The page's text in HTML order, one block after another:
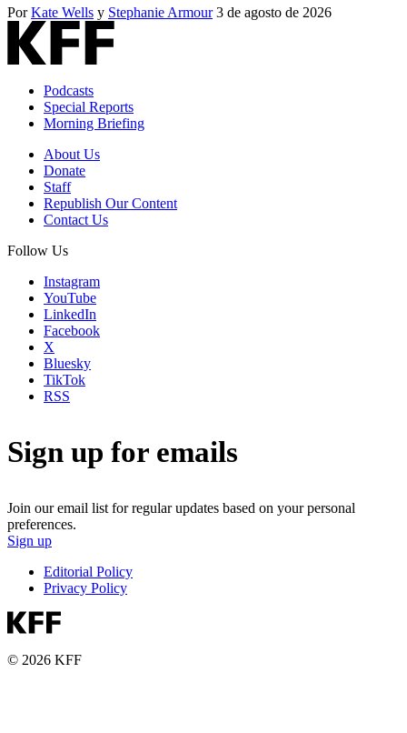
PorKate Wells y Stephanie Armour 3 de agosto de 2026
Podcasts
Special Reports
Morning Briefing
About Us
Donate
Staff
Republish Our Content
Contact Us
Follow Us
Instagram
YouTube
LinkedIn
Facebook
X
Bluesky
TikTok
RSS
Sign up for emails
Join our email list for regular updates based on your personal
preferences.
Sign up
Editorial Policy
Privacy Policy
© 2026 KFF